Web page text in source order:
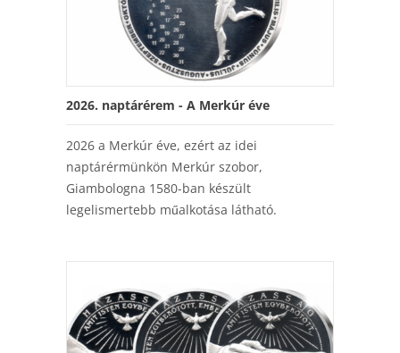
2026. naptárérem - A Merkúr éve
2026 a Merkúr éve, ezért az idei
naptárérmünkön Merkúr szobor,
Giambologna 1580-ban készült
legelismertebb műalkotása látható.